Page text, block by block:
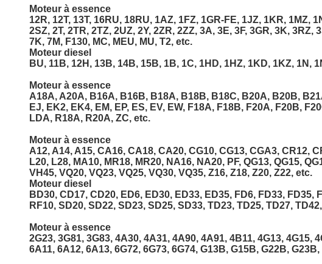
Moteur à essence
12R, 12T, 13T, 16RU, 18RU, 1AZ, 1FZ, 1GR-FE, 1JZ, 1KR, 1MZ,
2SZ, 2T, 2TR, 2TZ, 2UZ, 2Y, 2ZR, 2ZZ, 3A, 3E, 3F, 3GR, 3K,
7K, 7M, F130, MC, MEU, MU, T2, etc.
Moteur diesel
BU, 11B, 12H, 13B, 14B, 15B, 1B, 1C, 1HD, 1HZ, 1KD, 1KZ, 1N,
Moteur à essence
A18A, A20A, B16A, B16B, B18A, B18B, B18C, B20A, B20B,
EJ, EK2, EK4, EM, EP, ES, EV, EW, F18A, F18B, F20A, F20B,
LDA, R18A, R20A, ZC, etc.
Moteur à essence
A12, A14, A15, CA16, CA18, CA20, CG10, CG13, CGA3, CR12,
L20, L28, MA10, MR18, MR20, NA16, NA20, PF, QG13, QG15,
VH45, VQ20, VQ23, VQ25, VQ30, VQ35, Z16, Z18, Z20, Z22, etc.
Moteur diesel
BD30, CD17, CD20, ED6, ED30, ED33, ED35, FD6, FD33,
RF10, SD20, SD22, SD23, SD25, SD33, TD23, TD25, TD27,
Moteur à essence
2G23, 3G81, 3G83, 4A30, 4A31, 4A90, 4A91, 4B11, 4G13, 4G15,
6A11, 6A12, 6A13, 6G72, 6G73, 6G74, G13B, G15B, G22B,